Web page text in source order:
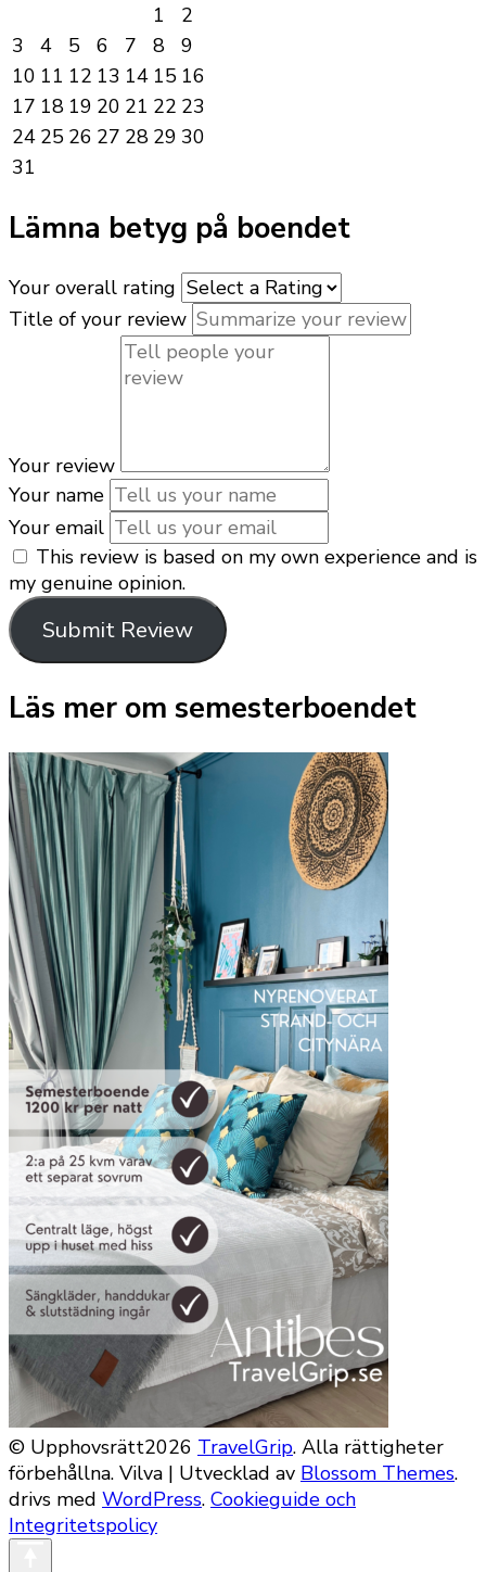
1
2
3
4 5 6 7 8
9
10 11 12 13 14 15 16
17 18 19 20 21 22 23
24 25 26 27 28 29 30
31
Lämna betyg på boendet
Your overall rating
Title of your review
Your review
Your name
Your email
This review is based on my own experience and is
my genuine opinion.
Submit Review
Läs mer om semesterboendet
© Upphovsrätt2026 TravelGrip. Alla rättigheter
förbehållna. Vilva | Utvecklad av Blossom Themes.
drivs med WordPress. Cookieguide och
Integritetspolicy